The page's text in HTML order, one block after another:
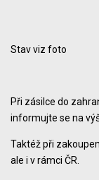
Stav viz foto
Při zásilce do
informujte se na
Taktéž při
ale i v rámci ČR.